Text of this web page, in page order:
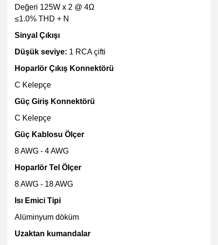
Değeri 125W x 2 @ 4Ω
≤1.0% THD + N
Sinyal Çıkışı
Düşük seviye: 1 RCA çifti
Hoparlör Çıkış Konnektörü
C Kelepçe
Güç Giriş Konnektörü
C Kelepçe
Güç Kablosu Ölçer
8 AWG - 4 AWG
Hoparlör Tel Ölçer
8 AWG - 18 AWG
Isı Emici Tipi
Alüminyum döküm
Uzaktan kumandalar